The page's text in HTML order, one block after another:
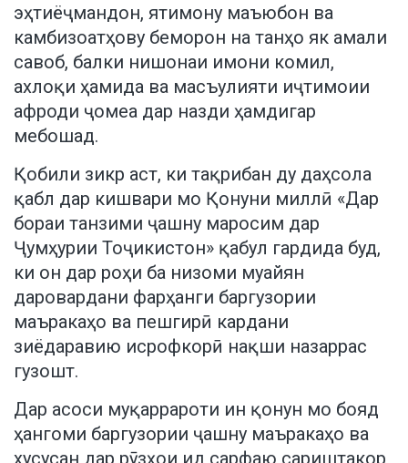
эҳтиёҷмандон, ятимону маъюбон ва
камбизоатҳову беморон на танҳо як амали
савоб, балки нишонаи имони комил,
ахлоқи ҳамида ва масъулияти иҷтимоии
афроди ҷомеа дар назди ҳамдигар
мебошад.
Қобили зикр аст, ки тақрибан ду даҳсола
қабл дар кишвари мо Қонуни миллӣ «Дар
бораи танзими ҷашну маросим дар
Ҷумҳурии Тоҷикистон» қабул гардида буд,
ки он дар роҳи ба низоми муайян
даровардани фарҳанги баргузории
маъракаҳо ва пешгирӣ кардани
зиёдаравию исрофкорӣ нақши назаррас
гузошт.
Дар асоси муқаррароти ин қонун мо бояд
ҳангоми баргузории ҷашну маъракаҳо ва
хусусан дар рӯзҳои ид сарфаю сариштакор